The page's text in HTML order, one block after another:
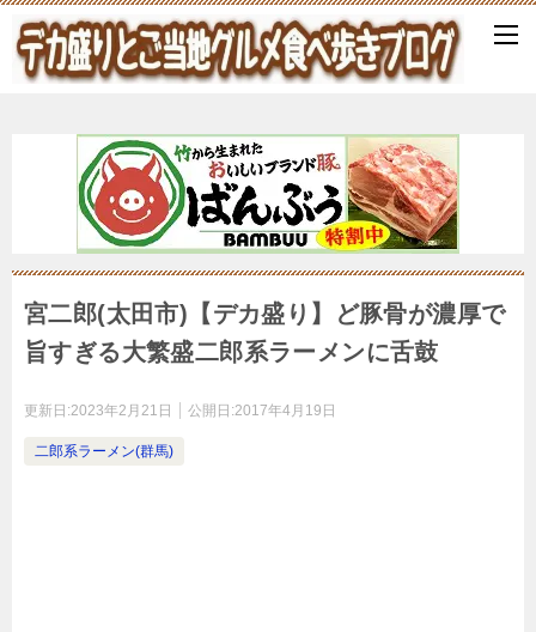
宮二郎(太田市)【デカ盛り】ど豚骨が濃厚で
旨すぎる大繁盛二郎系ラーメンに舌鼓
更新日:2023年2月21日 公開日:2017年4月19日
二郎系ラーメン(群馬)